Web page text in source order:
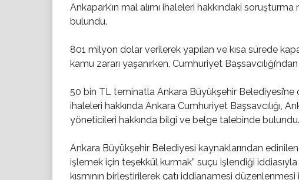
Ankapark’ın mal alımı ihaleleri hakkındaki
bulundu.
801 milyon dolar verilerek yapılan ve kısa sürede
kamu zararı yaşanırken, Cumhuriyet
50 bin TL teminatla Ankara Büyükşehir Belediyesi’ne
ihaleleri hakkında Ankara Cumhuriyet Başsavcılığı,
yöneticileri hakkında bilgi ve belge talebinde bulundu.
Ankara Büyükşehir Belediyesi kaynaklarından
işlemek için teşekkül kurmak” suçu işlendiği
kısmının birleştirilerek çatı iddianamesi